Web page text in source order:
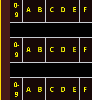
0-
9
A B C D E F
0-
9
A B C D E F
0-
9
A B C D E F